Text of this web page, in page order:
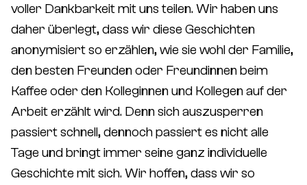
voller Dankbarkeit mit uns teilen. Wir haben uns
daher überlegt, dass wir diese Geschichten
anonymisiert so erzählen, wie sie wohl der Familie,
den besten Freunden oder Freundinnen beim
Kaffee oder den Kolleginnen und Kollegen auf der
Arbeit erzählt wird. Denn sich auszusperren
passiert schnell, dennoch passiert es nicht alle
Tage und bringt immer seine ganz individuelle
Geschichte mit sich. Wir hoffen, dass wir so